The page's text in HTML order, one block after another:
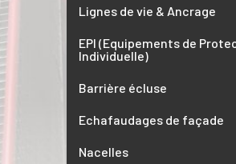
Lignes de vie & Ancrage
EPI (Equipements de
Individuelle)
Barrière écluse
Echafaudages de façade
Nacelles